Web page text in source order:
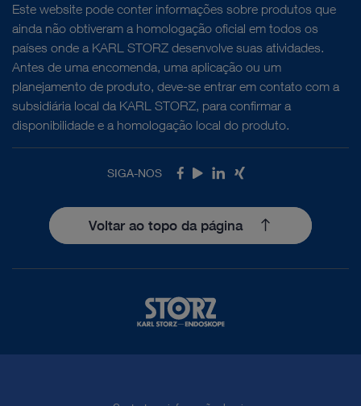
Este website pode conter informações sobre produtos que
ainda não obtiveram a homologação oficial em todos os
países onde a KARL STORZ desenvolve suas atividades.
Antes de uma encomenda, uma aplicação ou um
planejamento de produto, deve-se entrar em contato com a
subsidiária local da KARL STORZ, para confirmar a
disponibilidade e a homologação local do produto.
SIGA-NOS Facebook
Youtube
LinkedIn
Xing
Voltar ao topo da página